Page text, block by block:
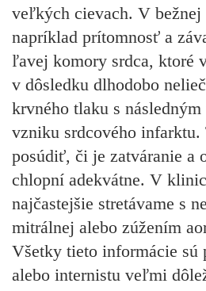
veľkých cievach. V bežnej
napríklad prítomnosť a
ľavej komory srdca, ktoré
v dôsledku dlhodobo
krvného tlaku s
vzniku srdcového infarktu.
posúdiť, či je zatváranie a
chlopní adekvátne. V
najčastejšie stretávame s
mitrálnej alebo zúžením
Všetky tieto informácie sú
alebo internistu veľmi